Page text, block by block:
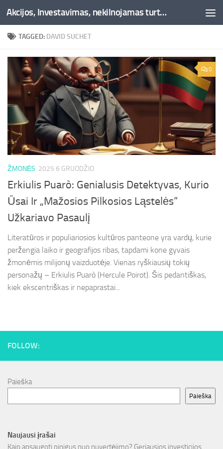
Skip to content Akcijos, Investavimas, nekilnojamas turtas, kriptovaliutos - Besociai.lt
TAGGED: DAVID SUCHET
0
ŽMONĖS 2025 6 GRUODŽIO
Erkiulis Puarò: Genialusis Detektyvas, Kurio
Ūsai Ir „Mažosios Pilkosios Ląstelės“
Užkariavo Pasaulį
Literatūros ir populiariosios kultūros panteone yra vardų, kurie
peržengia laiko ir geografijos ribas, tapdami kone gyvais
žmonėmis milijonų vaizduotėje. Vienas ryškiausių tokių
personažų – Erkiulis Puarò (Hercule Poirot). Šis pedantiškas,
kiek ekscentriškas ir nepaprastai...
FOLLOW:
Paieška
Paieška
Naujausi įrašai
Kaip apsaugoti pinigus nuo nuvertėjimo? Geriausios investicijos